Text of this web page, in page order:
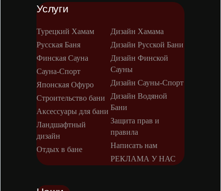
Услуги
Турецкий Хамам
Русская Баня
Финская Сауна
Сауна-Спорт
Японская Офуро
Строительство бани
Аксессуары для бани
Ландшафтный
дизайн
Отдых в бане
Дизайн Хамама
Дизайн Русской Бани
Дизайн Финской
Сауны
Дизайн Сауны-Спорт
Дизайн Водяной
Бани
Защита прав и
правила
Написать нам
РЕКЛАМА У НАС